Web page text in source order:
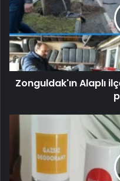
Zonguldak'ın Alaplı